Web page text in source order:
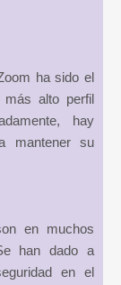
ha sido el
más alto perfil
hay
mantener su
en muchos
han dado a
en el